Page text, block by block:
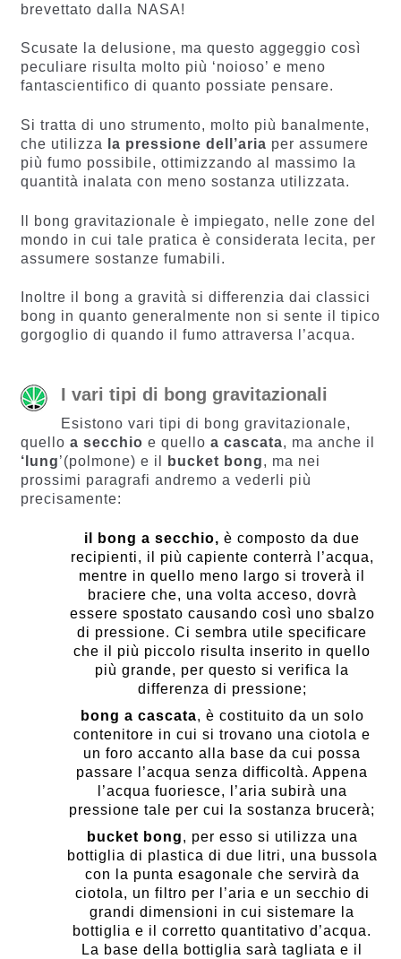
brevettato dalla NASA!
Scusate la delusione, ma questo aggeggio così
peculiare risulta molto più ‘noioso’ e meno
fantascientifico di quanto possiate pensare.
Si tratta di uno strumento, molto più banalmente,
che utilizza
la pressione dell’aria per assumere
più fumo possibile, ottimizzando al massimo la
quantità inalata con meno sostanza utilizzata.
Il bong gravitazionale è impiegato, nelle zone del
mondo in cui tale pratica è considerata lecita, per
assumere sostanze fumabili.
Inoltre il bong a gravità si differenzia dai classici
bong in quanto generalmente non si sente il tipico
gorgoglio di quando il fumo attraversa l’acqua.
I vari tipi di bong gravitazionali
Esistono vari tipi di bong gravitazionale,
quello a secchio e quello a cascata, ma anche il
‘lung’(polmone) e il bucket bong, ma nei
prossimi paragrafi andremo a vederli più
precisamente:
il bong a secchio, è composto da due
recipienti, il più capiente conterrà l’acqua,
mentre in quello meno largo si troverà il
braciere che, una volta acceso, dovrà
essere spostato causando così uno sbalzo
di pressione. Ci sembra utile specificare
che il più piccolo risulta inserito in quello
più grande, per questo si verifica la
differenza di pressione;
bong a cascata, è costituito da un solo
contenitore in cui si trovano una ciotola e
un foro accanto alla base da cui possa
passare l’acqua senza difficoltà. Appena
l’acqua fuoriesce, l’aria subirà una
pressione tale per cui la sostanza brucerà;
bucket bong, per esso si utilizza una
bottiglia di plastica di due litri, una bussola
con la punta esagonale che servirà da
ciotola, un filtro per l’aria e un secchio di
grandi dimensioni in cui sistemare la
bottiglia e il corretto quantitativo d’acqua.
La base della bottiglia sarà tagliata e il